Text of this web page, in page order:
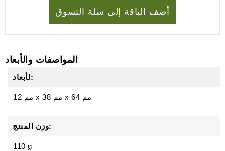
أضف الباقة إلى سلة التسوق
المواصفات والأبعاد
لأبعاد:
12 مم x 38 مم x 64 مم
وزن المنتج:
110 g